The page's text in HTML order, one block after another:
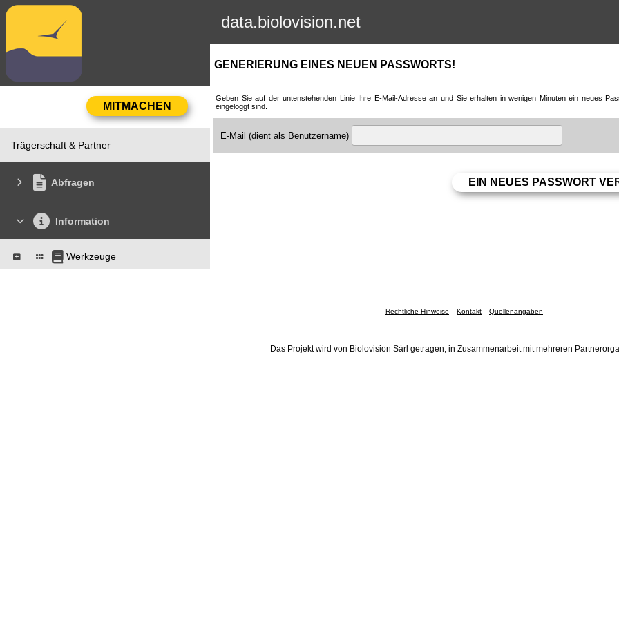
data.biolovision.net
Trägerschaft & Partner
Abfragen
Information
Werkzeuge
GENERIERUNG EINES NEUEN PASSWORTS!
Geben Sie auf der untenstehenden Linie Ihre E-Mail-Adresse an und Sie erhalten in wenigen Minuten ein neues
eingeloggt sind.
E-Mail (dient als Benutzername)
Rechtliche Hinweise Kontakt Quellenangaben
Das Projekt wird von Biolovision Sàrl getragen, in Zusammenarbeit mit mehreren